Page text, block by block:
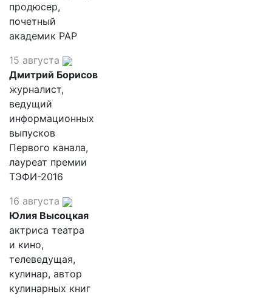
продюсер,
почетный
академик РАР
15 августа
Дмитрий Борисов
журналист,
ведущий
информационных
выпусков
Первого канала,
лауреат премии
ТЭФИ-2016
16 августа
Юлия Высоцкая
актриса театра
и кино,
телеведущая,
кулинар, автор
кулинарных книг